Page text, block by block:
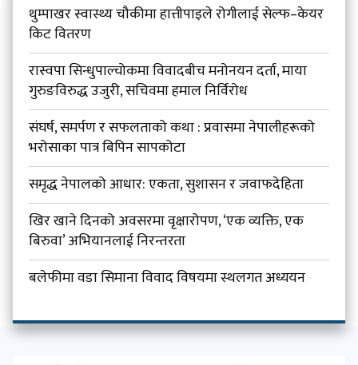
थुम्पाखर स्वास्थ्य चौकीमा हात्तीपाइले रोगीलाई सेल्फ–केयर
किट वितरण
रास्वपा सिन्धुपाल्चोकमा विवादबीच मनोनयन दर्ता, माया
गुरुङविरुद्ध उजुरी, सचिवमा हमाल निर्विरोध
संघर्ष, समर्पण र सफलताको कथा : प्रवासमा नेपालीहरूको
भरोसाका पात्र बिपिन सापकोटा
समृद्ध नेपालको आधार: एकता, सुशासन र जवाफदेहिता
खिर खाने दिनको अवसरमा वृक्षारोपण, ‘एक व्यक्ति, एक
बिरुवा’ अभियानलाई निरन्तरता
बलेफीमा वडा सिमाना विवाद विषयमा स्थलगत अध्ययन